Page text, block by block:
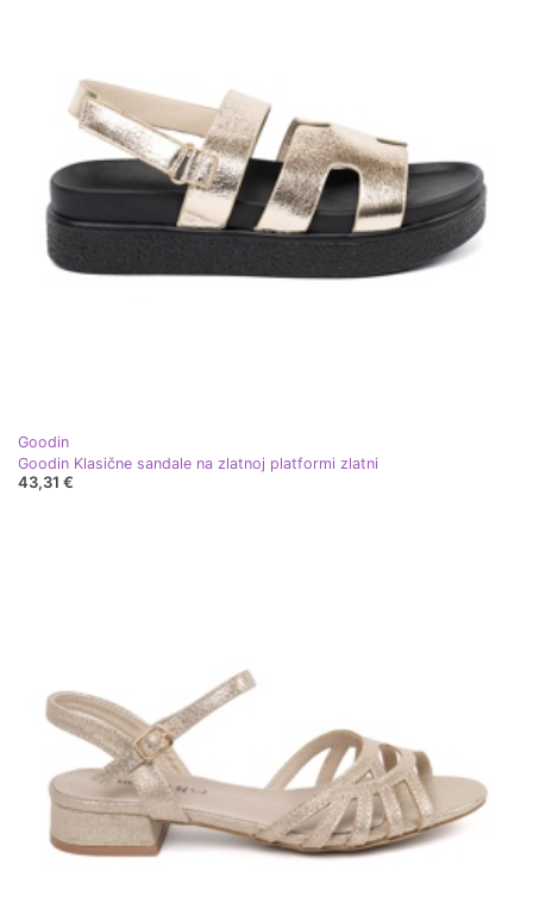
Goodin
Goodin Klasične sandale na zlatnoj platformi zlatni
43,31 €